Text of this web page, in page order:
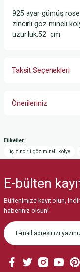
925 ayar gümüş
zincirli göz mineli
uzunluk:52 cm
Taksit Seçenekleri
Önerileriniz
yetersiz gördüğünüz
iletebilirsiniz.
Görüş ve önerileriniz
Ürün resmi
Ürün
Ürün bilgilerinde
Etiketler :
üç zincirli göz mineli kolye
E-bülten
Bültenimize kayıt olun,
haberiniz olsun!